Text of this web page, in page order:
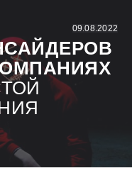
09.08.2022